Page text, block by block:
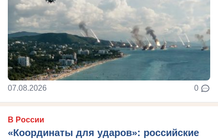
07.08.2026 0
В России
«Координаты для ударов»: российские